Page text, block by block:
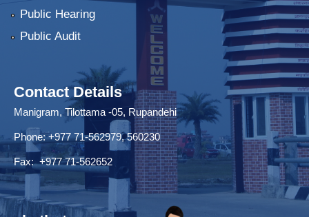
Public Hearing
Public Audit
Contact Details
Manigram, Tilottama -05, Rupandehi
Phone: +977 71-562979, 560230
Fax: +977 71-562652